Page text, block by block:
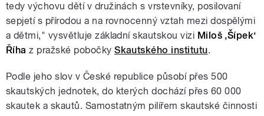
tedy výchovu dětí v družinách s vrstevníky, posilovaní
sepjetí s přírodou a na rovnocenný vztah mezi dospělými
a dětmi," vysvětluje základní skautskou vizi Miloš ‚Šípek‘
Říha z pražské pobočkySkautského institutu.
Podle jeho slov v České republice působí přes 500
skautských jednotek, do kterých dochází přes 60 000
skautek a skautů. Samostatným pilířem skautské činnosti